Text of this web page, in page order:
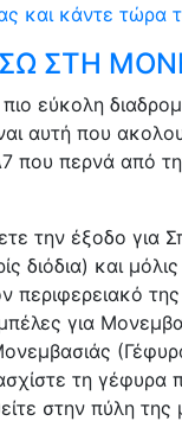
και κάντε τώρα
ΣΤΗ
εύκολη
αυτή που
που περνά από
την έξοδο για
διόδια) και
περιφερειακό
για
τη γέφυρα
στην πύλη της